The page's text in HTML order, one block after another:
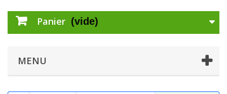
Panier (vide)
MENU